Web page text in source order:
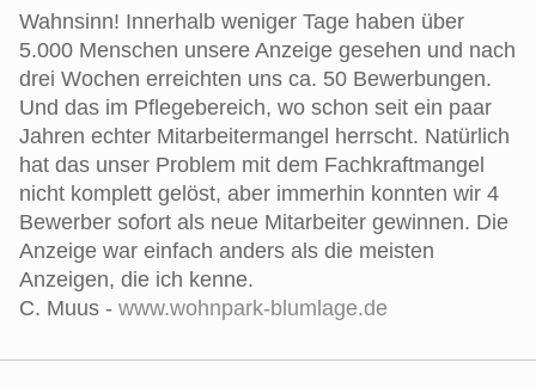
Wahnsinn! Innerhalb weniger Tage haben über
5.000 Menschen unsere Anzeige gesehen und nach
drei Wochen erreichten uns ca. 50 Bewerbungen.
Und das im Pflegebereich, wo schon seit ein paar
Jahren echter Mitarbeitermangel herrscht. Natürlich
hat das unser Problem mit dem Fachkraftmangel
nicht komplett gelöst, aber immerhin konnten wir 4
Bewerber sofort als neue Mitarbeiter gewinnen. Die
Anzeige war einfach anders als die meisten
Anzeigen, die ich kenne.
C. Muus - www.wohnpark-blumlage.de